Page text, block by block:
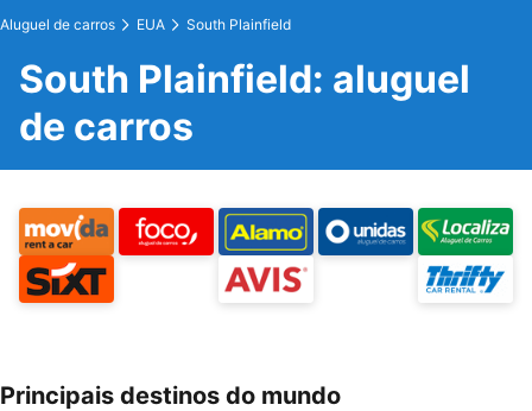
Aluguel de carros EUA South Plainfield
South Plainfield: aluguel
de carros
Principais destinos do mundo